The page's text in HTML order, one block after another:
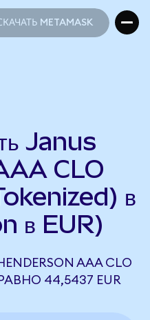
METAMASK
Janus
CLO
в
в EUR)
AAA CLO
РАВНО 44,5437 EUR